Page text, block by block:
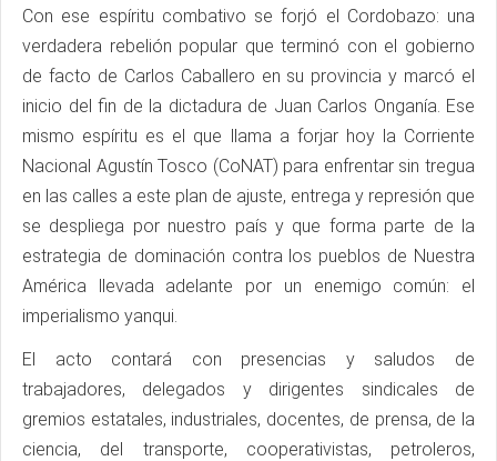
Con ese espíritu combativo se forjó el Cordobazo: una
verdadera rebelión popular que terminó con el gobierno
de facto de Carlos Caballero en su provincia y marcó el
inicio del fin de la dictadura de Juan Carlos Onganía. Ese
mismo espíritu es el que llama a forjar hoy la Corriente
Nacional Agustín Tosco (CoNAT) para enfrentar sin tregua
en las calles a este plan de ajuste, entrega y represión que
se despliega por nuestro país y que forma parte de la
estrategia de dominación contra los pueblos de Nuestra
América llevada adelante por un enemigo común: el
imperialismo yanqui.
El acto contará con presencias y saludos de
trabajadores, delegados y dirigentes sindicales de
gremios estatales, industriales, docentes, de prensa, de la
ciencia, del transporte, cooperativistas, petroleros,